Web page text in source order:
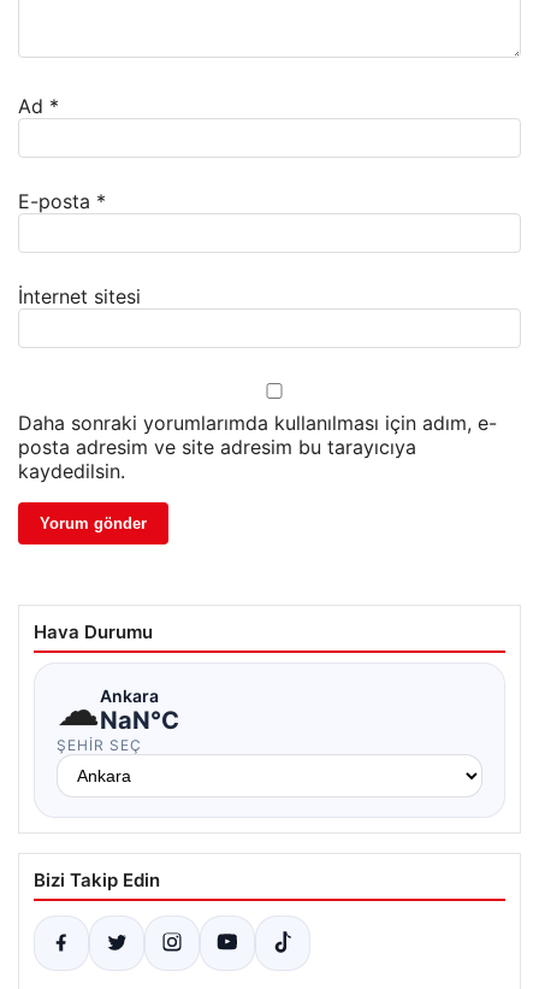
Ad *
E-posta *
İnternet sitesi
Daha sonraki yorumlarımda kullanılması için adım, e-
posta adresim ve site adresim bu tarayıcıya
kaydedilsin.
Hava Durumu
☁Ankara
NaN°C
ŞEHIR SEÇ
Bizi Takip Edin